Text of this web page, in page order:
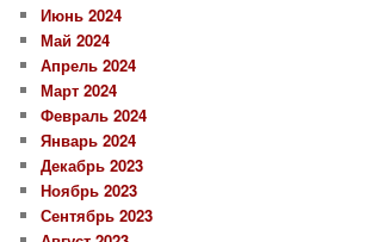
Июнь 2024
Май 2024
Апрель 2024
Март 2024
Февраль 2024
Январь 2024
Декабрь 2023
Ноябрь 2023
Сентябрь 2023